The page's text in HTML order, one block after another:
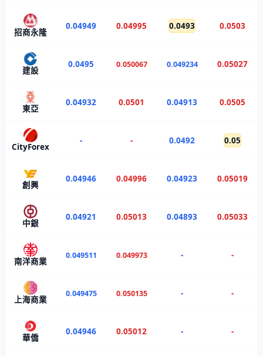
招商永隆
0.04949 0.04995 0.0493 0.0503
建設
0.0495 0.050067 0.049234 0.05027
東亞
0.04932 0.0501 0.04913 0.0505
CityForex
- - 0.0492 0.05
創興
0.04946 0.04996 0.04923 0.05019
中銀
0.04921 0.05013 0.04893 0.05033
南洋商業
0.049511 0.049973 - -
上海商業
0.049475 0.050135 - -
華僑
0.04946 0.05012 - -